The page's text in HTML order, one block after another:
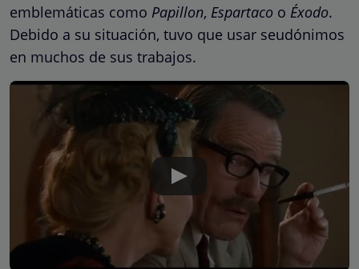
emblemáticas como Papillon, Espartaco o Éxodo.
Debido a su situación, tuvo que usar seudónimos
en muchos de sus trabajos.